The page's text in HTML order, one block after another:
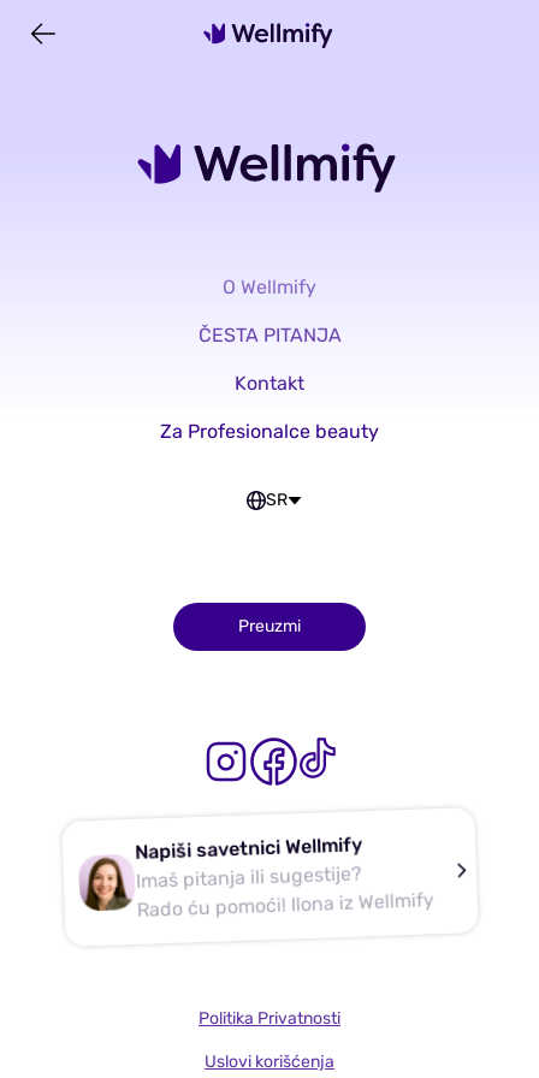
O Wellmify
ČESTA PITANJA
Kontakt
Za Profesionalce beauty
SR
Preuzmi
Napiši savetnici Wellmify
Imaš pitanja ili sugestije?
Rado ću pomoći! Ilona iz Wellmify
Politika Privatnosti
Uslovi korišćenja